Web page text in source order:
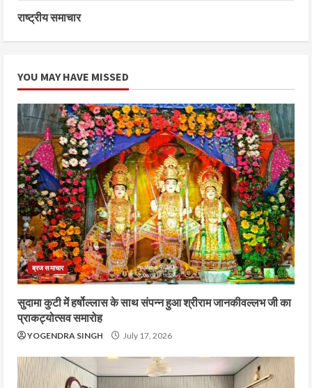
राष्ट्रीय समाचार
YOU MAY HAVE MISSED
ब्रज समाचार
सुदामा कुटी में हर्षोल्लास के साथ संपन्न हुआ श्रीराम जानकीवल्लभ जी का
प्राकट्योत्सव समारोह
YOGENDRA SINGH July 17, 2026